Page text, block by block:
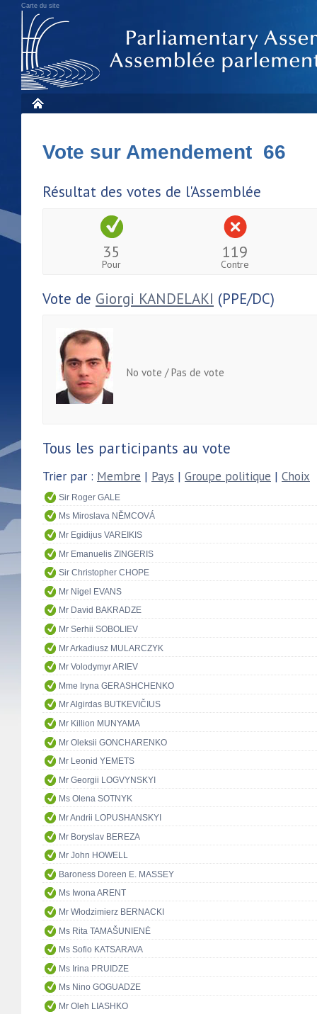
Carte du site
Vote sur Amendement 66
Résultat des votes de l'Assemblée
35
Pour
119
Contre
Vote de Giorgi KANDELAKI (PPE/DC)
No vote / Pas de vote
Tous les participants au vote
Trier par : Membre | Pays | Groupe politique | Choix
Sir Roger GALE
Ms Miroslava NĚMCOVÁ
Mr Egidijus VAREIKIS
Mr Emanuelis ZINGERIS
Sir Christopher CHOPE
Mr Nigel EVANS
Mr David BAKRADZE
Mr Serhii SOBOLIEV
Mr Arkadiusz MULARCZYK
Mr Volodymyr ARIEV
Mme Iryna GERASHCHENKO
Mr Algirdas BUTKEVIČIUS
Mr Killion MUNYAMA
Mr Oleksii GONCHARENKO
Mr Leonid YEMETS
Mr Georgii LOGVYNSKYI
Ms Olena SOTNYK
Mr Andrii LOPUSHANSKYI
Mr Boryslav BEREZA
Mr John HOWELL
Baroness Doreen E. MASSEY
Ms Iwona ARENT
Mr Włodzimierz BERNACKI
Ms Rita TAMAŠUNIENĖ
Ms Sofio KATSARAVA
Ms Irina PRUIDZE
Ms Nino GOGUADZE
Mr Oleh LIASHKO